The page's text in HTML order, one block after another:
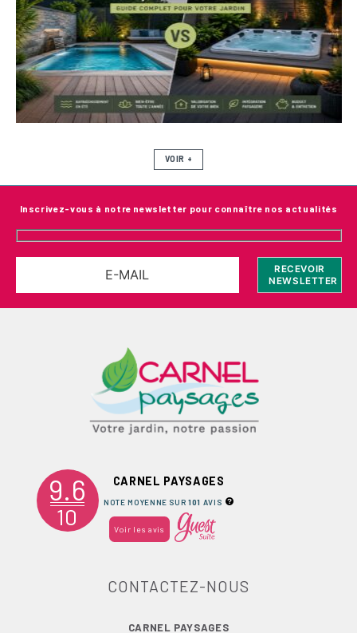
VOIR +
Inscrivez-vous à notre newsletter pour connaître nos actualités
9.6
10
CARNEL PAYSAGES
NOTE MOYENNE SUR101 AVIS
Voir les avis
CONTACTEZ-NOUS
CARNEL PAYSAGES